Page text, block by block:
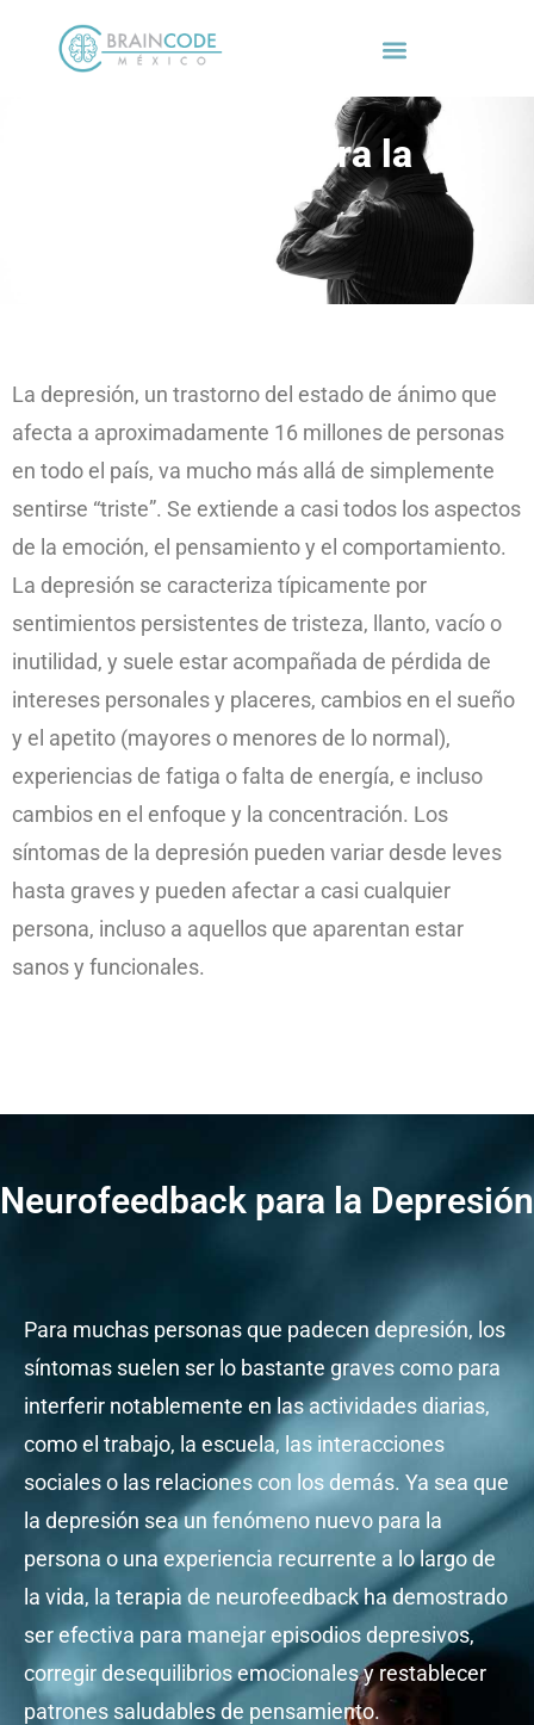
Neurofeedback para la
La depresión, un trastorno del estado de ánimo que
afecta a aproximadamente 16 millones de personas
en todo el país, va mucho más allá de simplemente
sentirse “triste”. Se extiende a casi todos los aspectos
de la emoción, el pensamiento y el comportamiento.
La depresión se caracteriza típicamente por
sentimientos persistentes de tristeza, llanto, vacío o
inutilidad, y suele estar acompañada de pérdida de
intereses personales y placeres, cambios en el sueño
y el apetito (mayores o menores de lo normal),
experiencias de fatiga o falta de energía, e incluso
cambios en el enfoque y la concentración. Los
síntomas de la depresión pueden variar desde leves
hasta graves y pueden afectar a casi cualquier
persona, incluso a aquellos que aparentan estar
sanos y funcionales.
Neurofeedback para la Depresión
Para muchas personas que padecen depresión, los
síntomas suelen ser lo bastante graves como para
interferir notablemente en las actividades diarias,
como el trabajo, la escuela, las interacciones
sociales o las relaciones con los demás. Ya sea que
la depresión sea un fenómeno nuevo para la
persona o una experiencia recurrente a lo largo de
la vida, la terapia de neurofeedback ha demostrado
ser efectiva para manejar episodios depresivos,
corregir desequilibrios emocionales y restablecer
patrones saludables de pensamiento.